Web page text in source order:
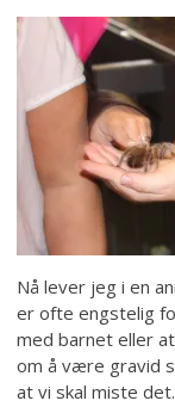
Nå lever jeg i en
er ofte engstelig
med barnet eller
om å være gravid
at vi skal miste